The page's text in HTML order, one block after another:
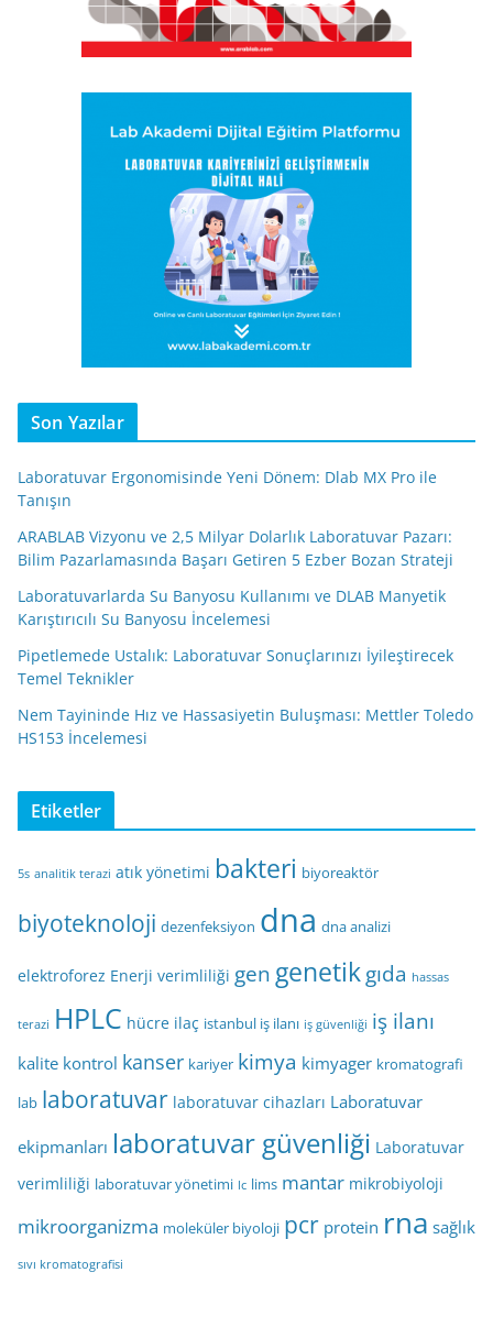
Son Yazılar
Laboratuvar Ergonomisinde Yeni Dönem: Dlab MX Pro ile
Tanışın
ARABLAB Vizyonu ve 2,5 Milyar Dolarlık Laboratuvar Pazarı:
Bilim Pazarlamasında Başarı Getiren 5 Ezber Bozan Strateji
Laboratuvarlarda Su Banyosu Kullanımı ve DLAB Manyetik
Karıştırıcılı Su Banyosu İncelemesi
Pipetlemede Ustalık: Laboratuvar Sonuçlarınızı İyileştirecek
Temel Teknikler
Nem Tayininde Hız ve Hassasiyetin Buluşması: Mettler Toledo
HS153 İncelemesi
Etiketler
5s analitik terazi atık yönetimi bakteri biyoreaktör
biyoteknoloji dezenfeksiyon dna dna analizi
elektroforez Enerji verimliliği gen genetikgıda hassas
terazi HPLC hücre ilaç istanbul iş ilanı iş güvenliği iş ilanı
kalite kontrol kanser kariyer kimya kimyager kromatografi
lab laboratuvar laboratuvar cihazları Laboratuvar
ekipmanları laboratuvar güvenliği Laboratuvar
verimliliği laboratuvar yönetimi lc lims mantar mikrobiyoloji
mikroorganizma moleküler biyoloji pcr protein rna sağlık
sıvı kromatografisi